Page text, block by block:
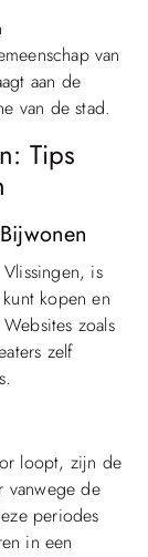
van
aan de
van de stad.
Tips
is
kopen en
zoals
zelf
loopt, zijn de
vanwege de
periodes
in een